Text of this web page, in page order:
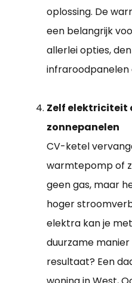
oplossing. De
een belangrijk
allerlei opties,
infraroodpanelen
Zelf elektriciteit
zonnepanelen
CV-ketel
warmtepomp of
geen gas, maar
hoger
elektra kan je
duurzame
resultaat? Een